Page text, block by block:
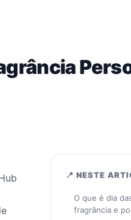
📍 NESTE
O que é dia
fragrância e